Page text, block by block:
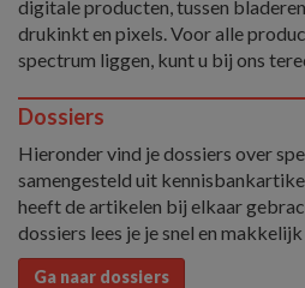
digitale producten, tussen bladeren
drukinkt en pixels. Voor alle
spectrum liggen, kunt u bij ons
Dossiers
Hieronder vind je dossiers over
samengesteld uit
heeft de artikelen bij elkaar
dossiers lees je je snel en
Ga naar dossiers